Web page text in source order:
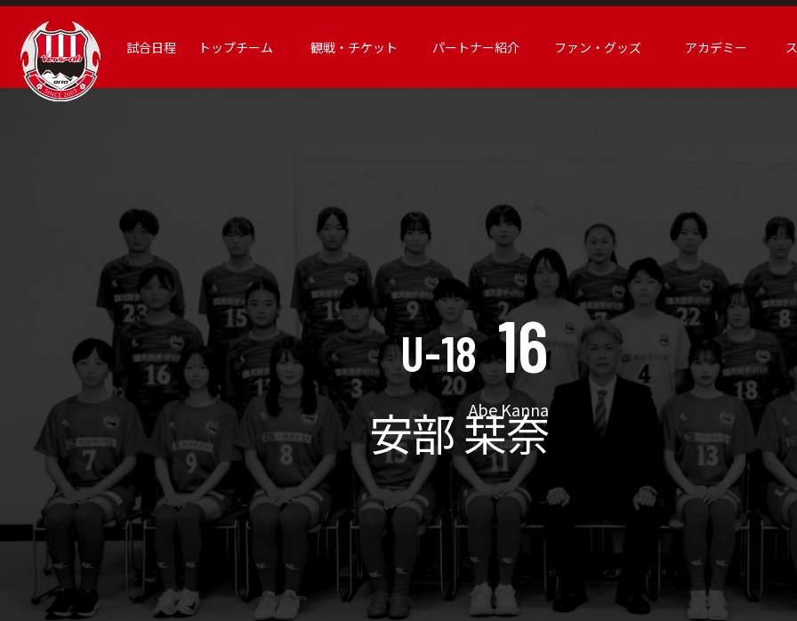
試合日程 トップチーム 観戦・チケット パートナー紹介 ファン・グッズ アカデミー
U-18 16
Abe Kanna
安部 栞奈